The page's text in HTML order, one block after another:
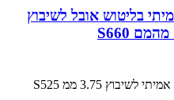
בליטוש אובל לשיבוץ